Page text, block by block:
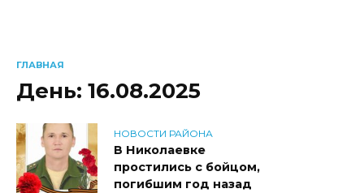
ГЛАВНАЯ
День: 16.08.2025
НОВОСТИ РАЙОНА
В Николаевке
простились с бойцом,
погибшим год назад